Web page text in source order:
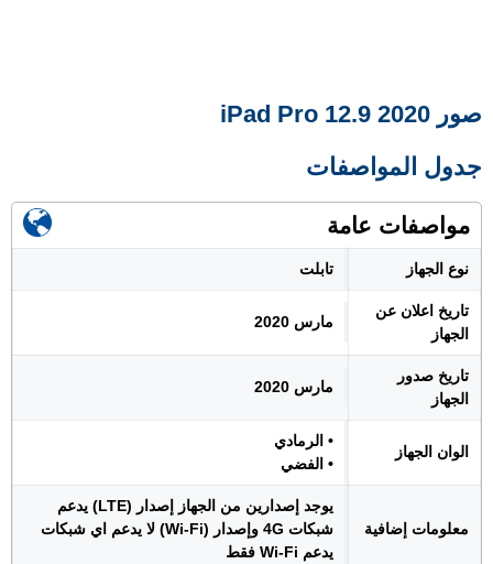
صور iPad Pro 12.9 2020
جدول المواصفات
مواصفات عامة
نوع الجهاز تابلت
تاريخ اعلان عن
الجهاز
مارس 2020
تاريخ صدور
الجهاز
مارس 2020
الوان الجهاز
• الرمادي
• الفضي
معلومات إضافية
يوجد إصدارين من الجهاز إصدار (LTE) يدعم
شبكات 4G وإصدار (Wi-Fi) لا يدعم اي شبكات
يدعم Wi-Fi فقط